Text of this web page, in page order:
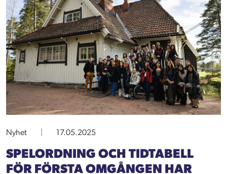
Nyhet 17.05.2025
SPELORDNING OCH TIDTABELL
FÖR FÖRSTA OMGÅNGEN HAR